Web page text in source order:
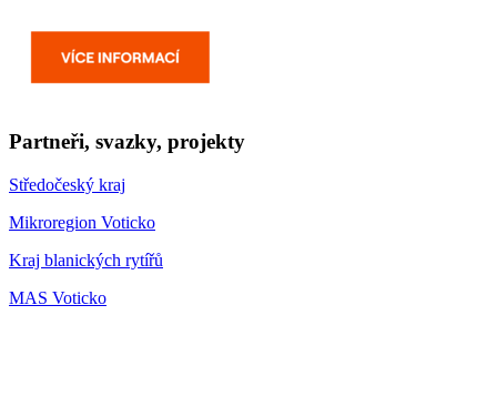
Partneři, svazky, projekty
Středočeský kraj
Mikroregion Voticko
Kraj blanických rytířů
MAS Voticko